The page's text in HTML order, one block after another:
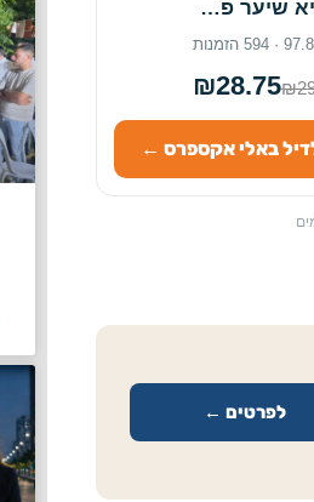
שיער פ…
₪28.75
באלי אקספרס ←
לפרטים ←